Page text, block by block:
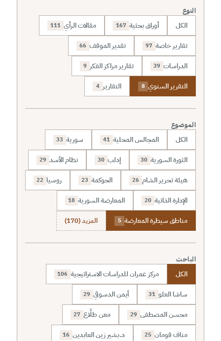
النوع
الكل أوراق بحثية 167 مقالات الرأي 111
تقارير خاصة 97 تقدير الموقف 66
الدراسات 39 تقارير مراكز الفكر 9
التقرير السنوي 8 التقارير 4
الموضوع
الكل المجالس المحلية 41 سورية 33
الثورة السورية 30 إدلب 30 نظام الأسد 29
هيئة تحرير الشام 26 الحوكمة 23 روسيا 22
الإدارة الذاتية 20 المعارضة السورية 18
مناطق سيطرة المعارضة 5 المزيد (170)
الباحث
الكل مركز عمران للدراسات الاستراتيجية 106
ساشا العلو 31 أيمن الدسوقي 29
محسن المصطفى 29 معن طلَّاع 27
مناف قومان 25 د.بشير زين العابدين 16